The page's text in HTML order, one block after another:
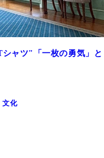
ャツ"「一枚の勇気」と
文化